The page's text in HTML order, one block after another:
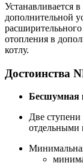
Устанавливается
дополнительной
отопления в
котлу.
Достоинства
Бесшумная
Две
отдельными